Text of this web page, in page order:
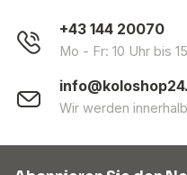
+43 144 20070
Mo - Fr: 10 Uhr bis
Wir werden